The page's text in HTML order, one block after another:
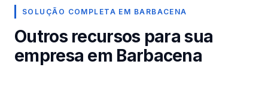
SOLUÇÃO COMPLETA EM BARBACENA
Outros recursos para sua
empresa em Barbacena